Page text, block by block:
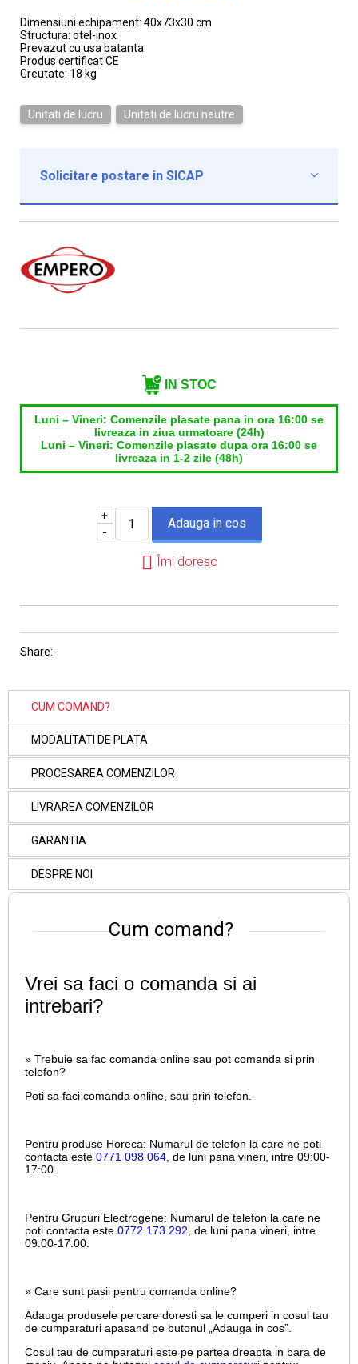
Dimensiuni echipament: 40x73x30 cm
Structura: otel-inox
Prevazut cu usa batanta
Produs certificat CE
Greutate: 18 kg
Unitati de lucru Unitati de lucru neutre
Solicitare postare in SICAP 
Institutie*
Nume contact*
IN STOC
Luni – Vineri: Comenzile plasate pana in ora 16:00 se
livreaza in ziua urmatoare (24h)
Luni – Vineri: Comenzile plasate dupa ora 16:00 se
livreaza in 1-2 zile (48h)
+
-
Îmi doresc
Share:
CUM COMAND?
MODALITATI DE PLATA
PROCESAREA COMENZILOR
LIVRAREA COMENZILOR
GARANTIA
DESPRE NOI
Cum comand?
Vrei sa faci o comanda si ai
intrebari?
» Trebuie sa fac comanda online sau pot comanda si prin
telefon?
Poti sa faci comanda online, sau prin telefon.
Pentru produse Horeca: Numarul de telefon la care ne poti
contacta este 0771 098 064, de luni pana vineri, intre 09:00-
17:00.
Pentru Grupuri Electrogene: Numarul de telefon la care ne
poti contacta este 0772 173 292, de luni pana vineri, intre
09:00-17:00.
» Care sunt pasii pentru comanda online?
Adauga produsele pe care doresti sa le cumperi in cosul tau
de cumparaturi apasand pe butonul „Adauga in cos”.
Cosul tau de cumparaturi este pe partea dreapta in bara de